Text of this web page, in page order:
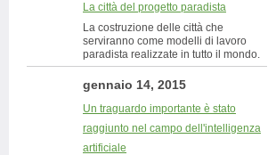
La città del progetto paradista
La costruzione delle città che
serviranno come modelli di lavoro
paradista realizzate in tutto il mondo.
gennaio 14, 2015
Un traguardo importante è stato
raggiunto nel campo dell'intelligenza
artificiale